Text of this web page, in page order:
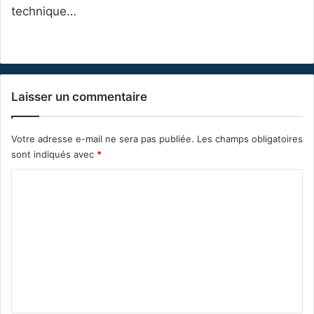
technique…
Laisser un commentaire
Votre adresse e-mail ne sera pas publiée. Les champs obligatoires
sont indiqués avec *